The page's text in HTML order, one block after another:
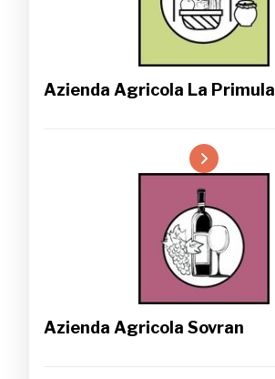
Azienda Agricola La Primula
Azienda Agricola Sovran